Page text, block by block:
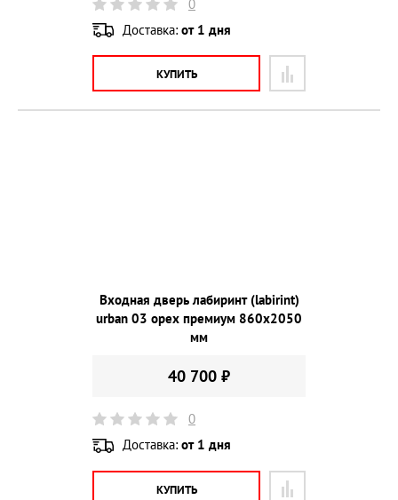
0
Доставка: от 1 дня
КУПИТЬ
Входная дверь лабиринт (labirint)
urban 03 орех премиум 860х2050
мм
40 700 ₽
0
Доставка: от 1 дня
КУПИТЬ